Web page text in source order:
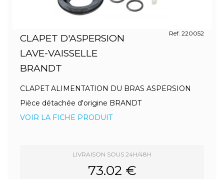
CLAPET D'ASPERSION
LAVE-VAISSELLE
BRANDT
Ref. 220052
CLAPET ALIMENTATION DU BRAS ASPERSION
Pièce détachée d'origine BRANDT
VOIR LA FICHE PRODUIT
LIVRAISON SOUS 24H/48H
73.02 €